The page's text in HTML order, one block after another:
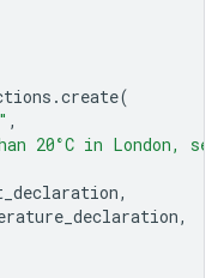
.create(
,
20°C in London,
,
,